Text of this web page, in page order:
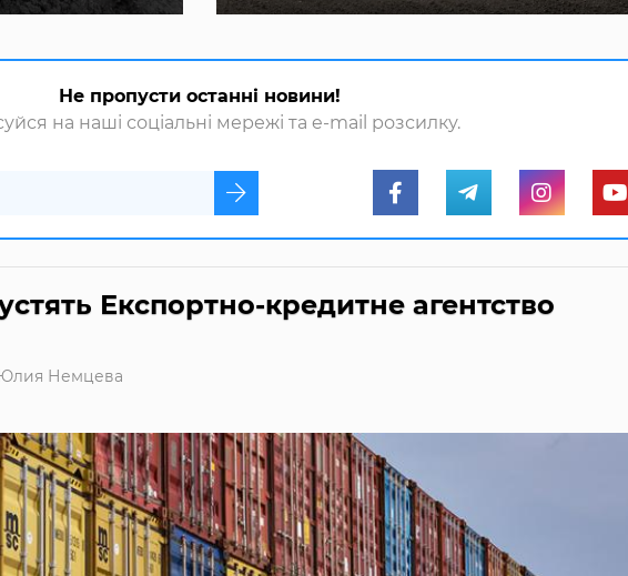
Не пропусти останні новини!
на наші соціальні мережі та e-mail розсилку.
Експортно-кредитне агентство
Немцева